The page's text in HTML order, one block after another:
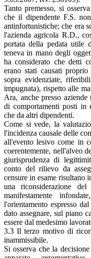
Tanto premesso, si
che il dipendente F.S.
antinfortunistiche; che era
l'azienda agricola R.D.,
portata della pedata utile
teneva in mano degli
ha considerato che detti
erano stati causati
sopra evidenziate,
impugnata), rispetto alle
Ara, anche presso
di comportamenti posti in
che da altri dipendenti.
Come si vede, la
l'incidenza causale delle
all'evento lesivo come in
coerentemente, nell'alveo
giurisprudenza di
conto del rilievo da
censure in esame risultano
una riconsiderazione
manifestamente
l'orientamento espresso
dato assegnare, sul piano
essere dal medesimo
3.3 Il terzo motivo di
inammissibile.
Si osserva che la